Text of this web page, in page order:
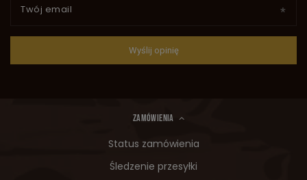
Twój email
Wyślij opinię
ZAMÓWIENIA
Status zamówienia
Śledzenie przesyłki